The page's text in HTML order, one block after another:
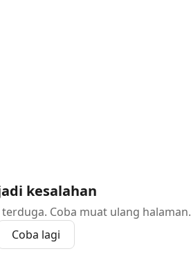
kesalahan
Coba muat ulang halaman.
Coba lagi